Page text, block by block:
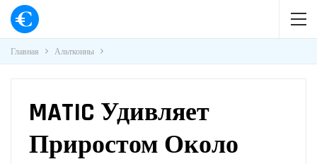
Главная Альткоины
MATIC Удивляет
Приростом Около